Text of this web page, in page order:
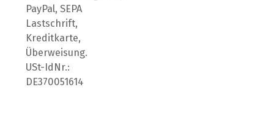
PayPal, SEPA
Lastschrift,
Kreditkarte,
Überweisung.
USt-IdNr.:
DE370051614